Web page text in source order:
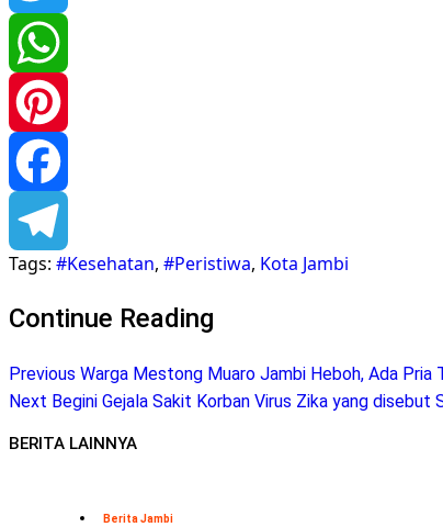
Twitter
WhatsApp
Pinterest
Facebook
Telegram
Tags: #Kesehatan, #Peristiwa, Kota Jambi
Continue Reading
Previous Warga Mestong Muaro Jambi Heboh, Ada Pria
Next Begini Gejala Sakit Korban Virus Zika yang
BERITA LAINNYA
Berita Jambi